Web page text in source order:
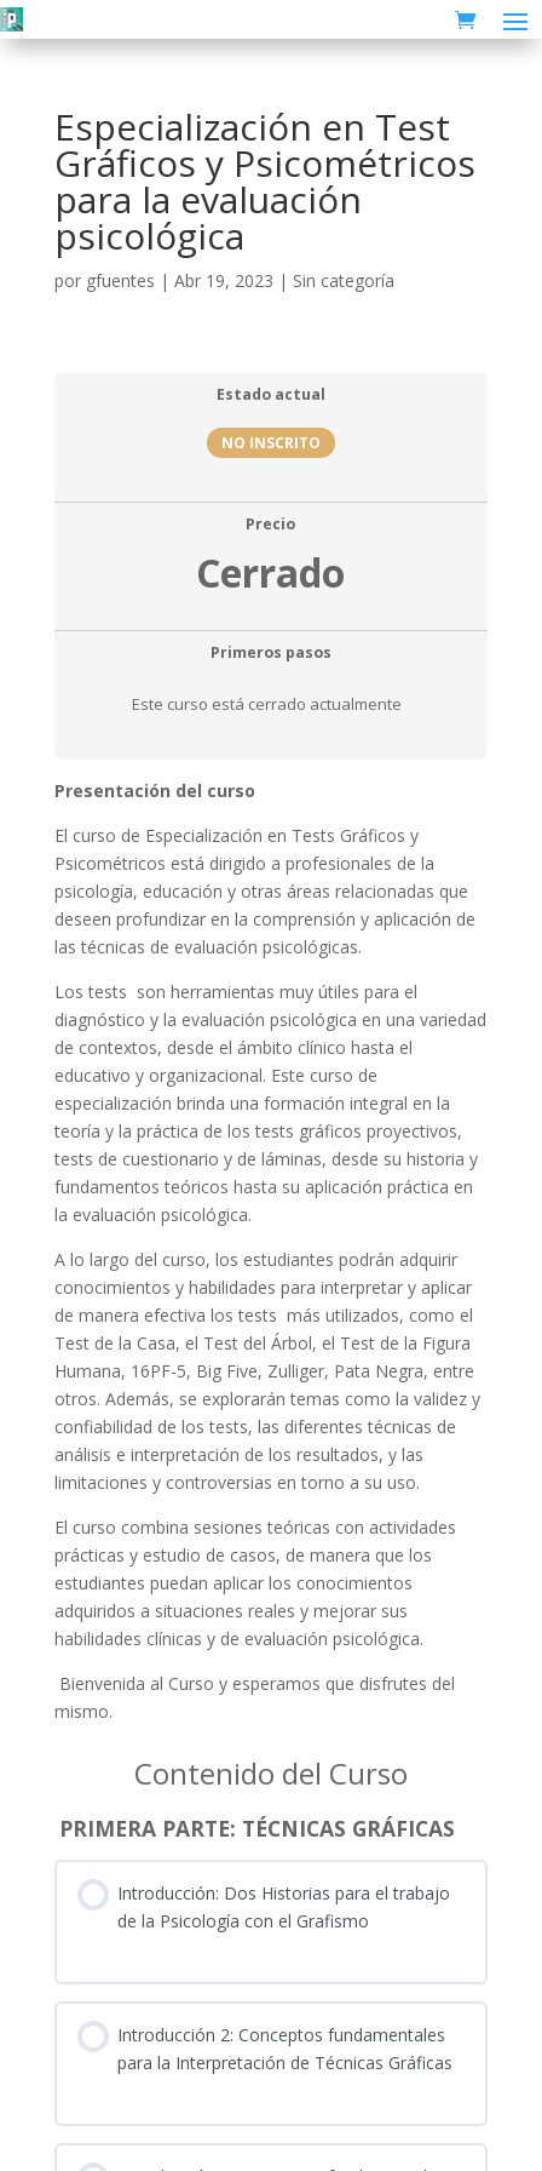
Especialización en Test
Gráficos y Psicométricos
para la evaluación
psicológica
por gfuentes | Abr 19, 2023 | Sin categoría
Estado actual
NO INSCRITO
Precio
Cerrado
Primeros pasos
Este curso está cerrado actualmente
Presentación del curso
El curso de Especialización en Tests Gráficos y
Psicométricos está dirigido a profesionales de la
psicología, educación y otras áreas relacionadas que
deseen profundizar en la comprensión y aplicación de
las técnicas de evaluación psicológicas.
Los tests son herramientas muy útiles para el
diagnóstico y la evaluación psicológica en una variedad
de contextos, desde el ámbito clínico hasta el
educativo y organizacional. Este curso de
especialización brinda una formación integral en la
teoría y la práctica de los tests gráficos proyectivos,
tests de cuestionario y de láminas, desde su historia y
fundamentos teóricos hasta su aplicación práctica en
la evaluación psicológica.
A lo largo del curso, los estudiantes podrán adquirir
conocimientos y habilidades para interpretar y aplicar
de manera efectiva los tests más utilizados, como el
Test de la Casa, el Test del Árbol, el Test de la Figura
Humana, 16PF-5, Big Five, Zulliger, Pata Negra, entre
otros. Además, se explorarán temas como la validez y
confiabilidad de los tests, las diferentes técnicas de
análisis e interpretación de los resultados, y las
limitaciones y controversias en torno a su uso.
El curso combina sesiones teóricas con actividades
prácticas y estudio de casos, de manera que los
estudiantes puedan aplicar los conocimientos
adquiridos a situaciones reales y mejorar sus
habilidades clínicas y de evaluación psicológica.
Bienvenida al Curso y esperamos que disfrutes del
mismo.
Contenido del Curso
PRIMERA PARTE: TÉCNICAS GRÁFICAS
Introducción: Dos Historias para el trabajo
de la Psicología con el Grafismo
Introducción 2: Conceptos fundamentales
para la Interpretación de Técnicas Gráficas